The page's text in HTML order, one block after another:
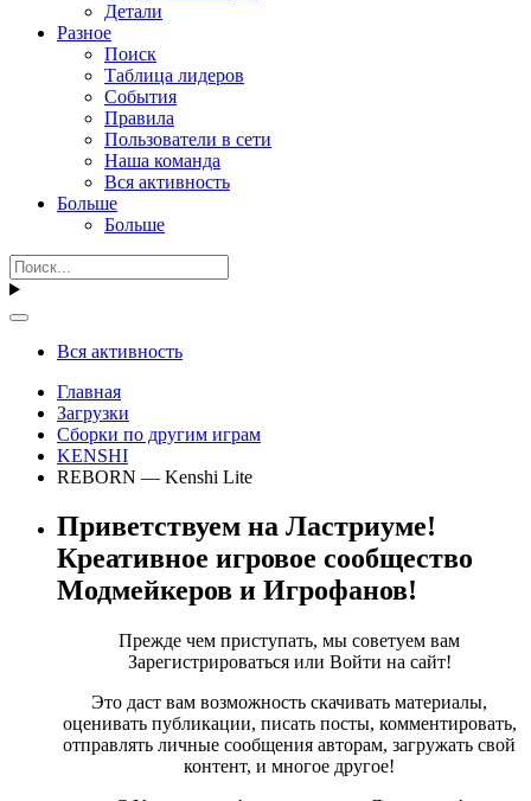
Детали
Разное
Поиск
Таблица лидеров
События
Правила
Пользователи в сети
Наша команда
Вся активность
Больше
Больше
Вся активность
Главная
Загрузки
Сборки по другим играм
KENSHI
REBORN — Kenshi Lite
Приветствуем на Ластриуме!
Креативное игровое сообщество
Модмейкеров и Игрофанов!
Прежде чем приступать, мы советуем вам
Зарегистрироваться или Войти на сайт!
Это даст вам возможность скачивать материалы,
оценивать публикации, писать посты, комментировать,
отправлять личные сообщения авторам, загружать свой
контент, и многое другое!